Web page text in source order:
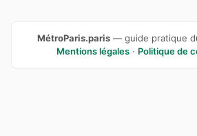
MétroParis.paris — guide pratique
Mentions légales · Politique de